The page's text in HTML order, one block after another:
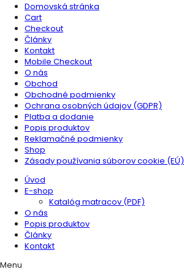
Domovská stránka
Cart
Checkout
Články
Kontakt
Mobile Checkout
O nás
Obchod
Obchodné podmienky
Ochrana osobných údajov (GDPR)
Platba a dodanie
Popis produktov
Reklamačné podmienky
Shop
Zásady používania súborov cookie (EÚ)
Úvod
E-shop
Katalóg matracov (PDF)
O nás
Popis produktov
Články
Kontakt
Menu